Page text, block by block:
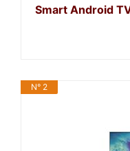
Smart Android
N° 2